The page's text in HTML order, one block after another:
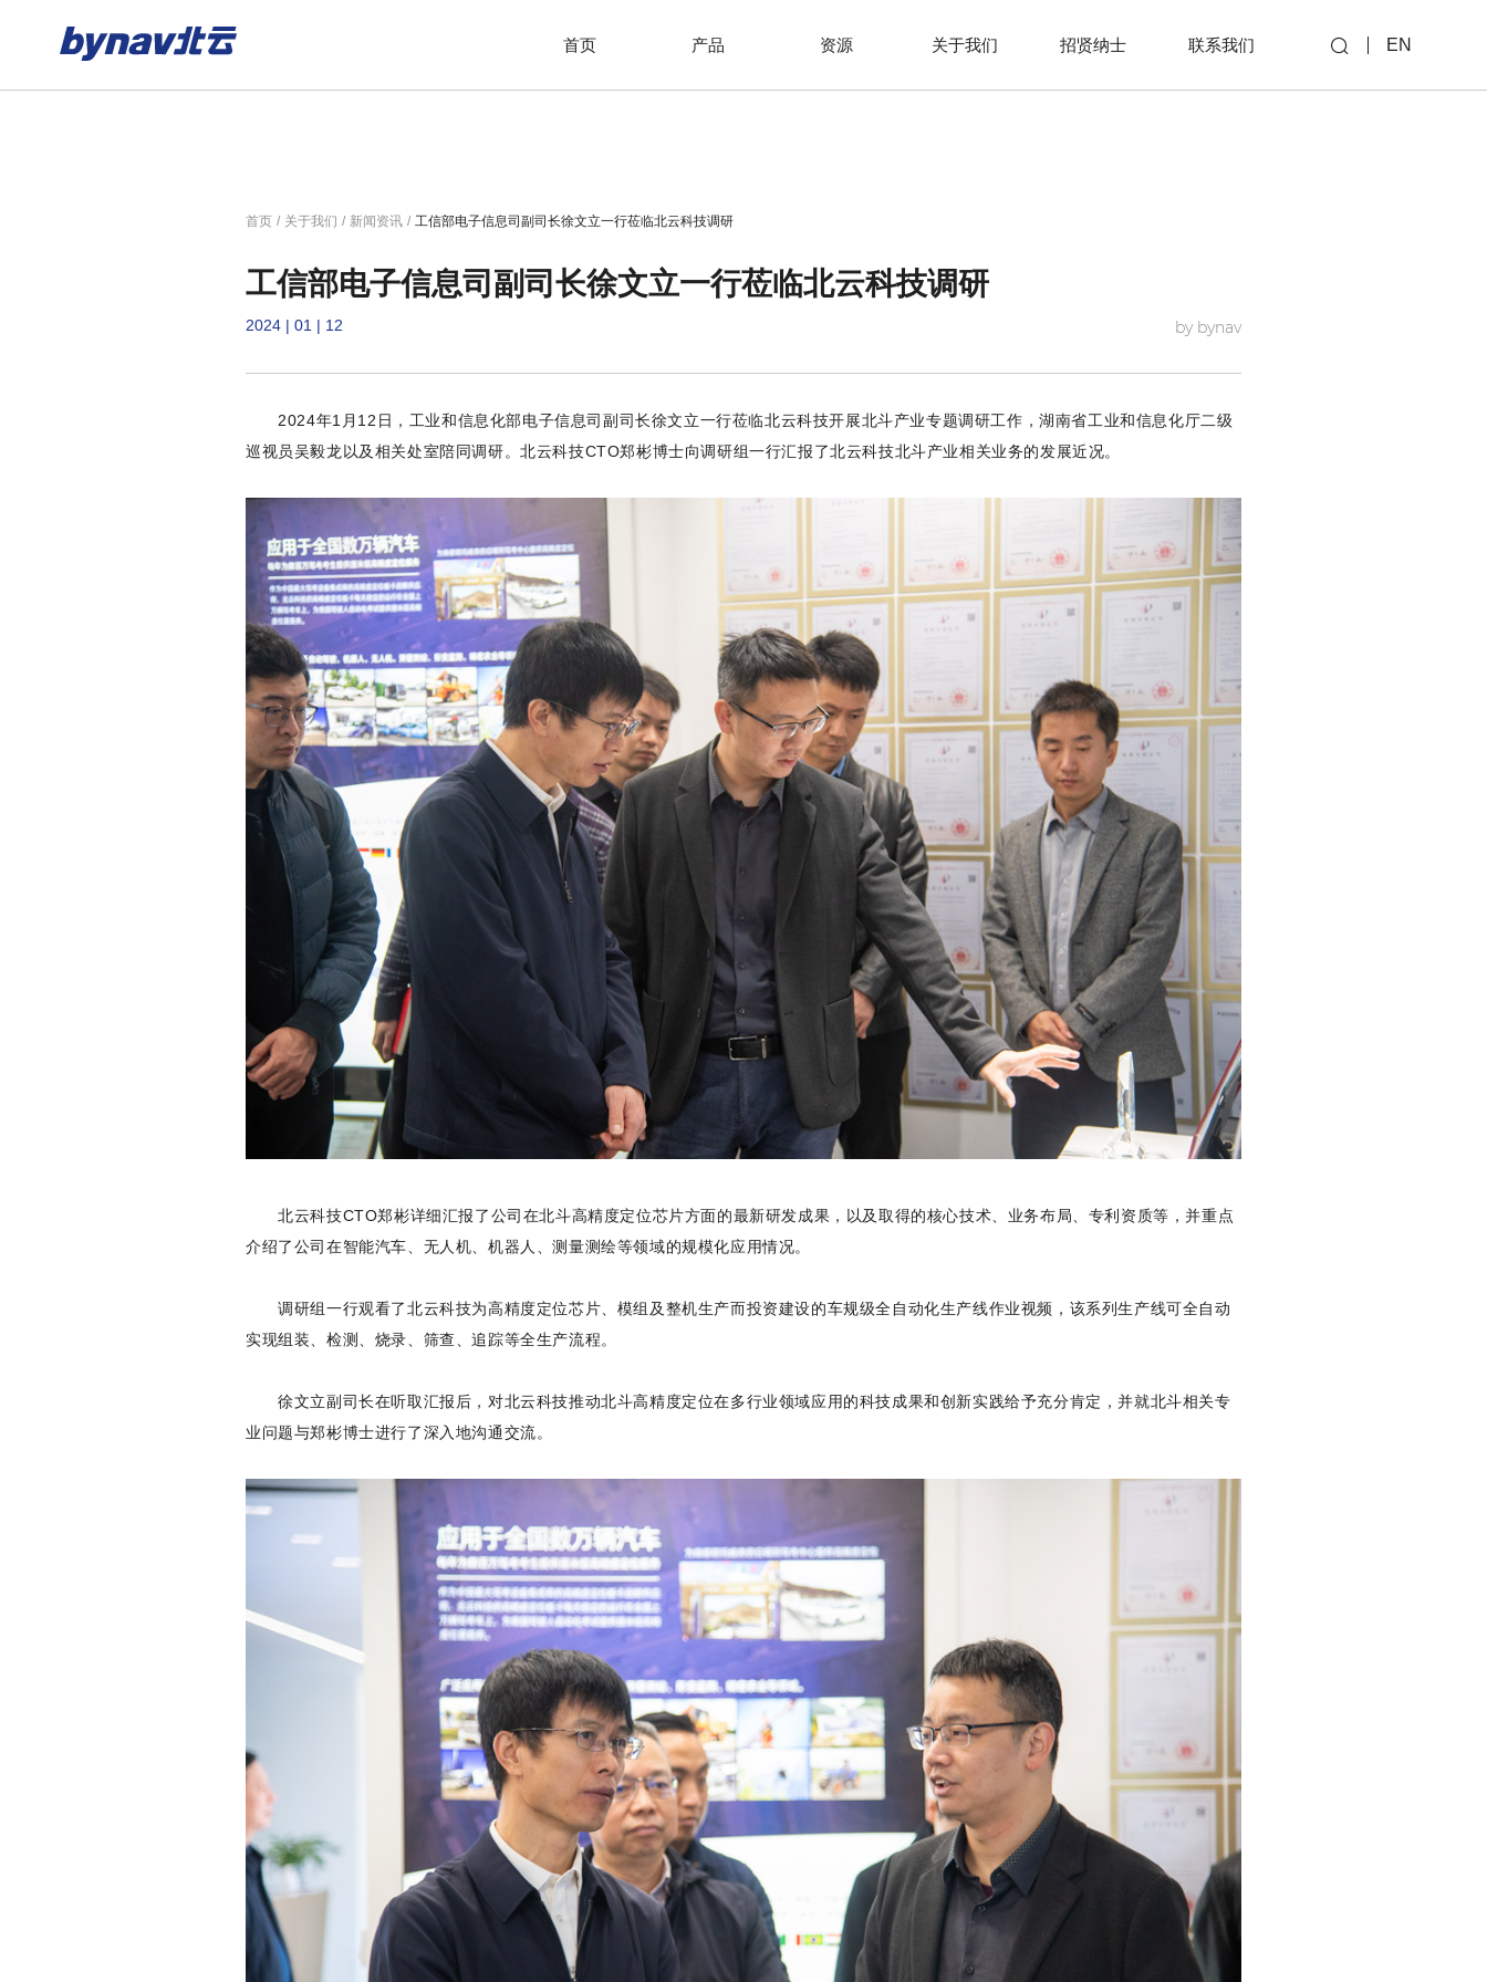
首页 产品 资源 关于我们 招贤纳士 联系我们 EN
首页 / 关于我们 / 新闻资讯 / 工信部电子信息司副司长徐文立一行莅临北云科技调研
工信部电子信息司副司长徐文立一行莅临北云科技调研
2024 | 01 | 12 by bynav
2024年1月12日，工业和信息化部电子信息司副司长徐文立一行莅临北云科技开展北斗产业专题调研工作，湖南省工业和信息化厅二级
巡视员吴毅龙以及相关处室陪同调研。北云科技CTO郑彬博士向调研组一行汇报了北云科技北斗产业相关业务的发展近况。
北云科技CTO郑彬详细汇报了公司在北斗高精度定位芯片方面的最新研发成果，以及取得的核心技术、业务布局、专利资质等，并重点
介绍了公司在智能汽车、无人机、机器人、测量测绘等领域的规模化应用情况。
调研组一行观看了北云科技为高精度定位芯片、模组及整机生产而投资建设的车规级全自动化生产线作业视频，该系列生产线可全自动
实现组装、检测、烧录、筛查、追踪等全生产流程。
徐文立副司长在听取汇报后，对北云科技推动北斗高精度定位在多行业领域应用的科技成果和创新实践给予充分肯定，并就北斗相关专
业问题与郑彬博士进行了深入地沟通交流。